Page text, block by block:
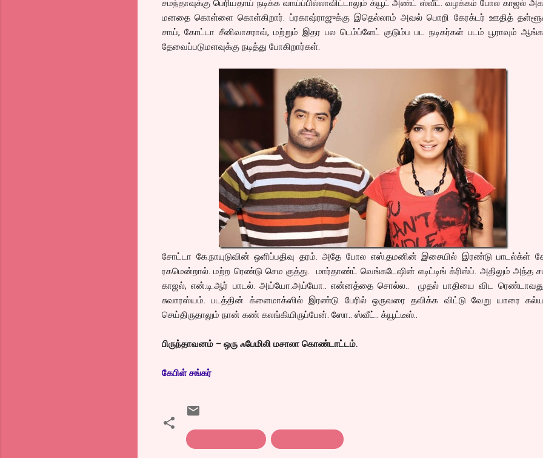
சமந்தாவுக்கு பெரியதாய் நடிக்க வாய்ப்பில்லாவிட்டாலும் க்யூட் அண்ட் ஸ்வீட். வழக்கம் போல காஜல்
மனதை கொள்ளை கொள்கிறார். ப்ரகாஷ்ராஜுக்கு இதெல்லாம் அவல் பொறி கேரக்டர் ஊதித்
சாய், கோட்டா சீனிவாசராவ், மற்றும் இதர பல டெம்ப்ளேட் குடும்ப பட நடிகர்கள் படம் பூராவும்
தேவைப்படுமளவுக்கு நடித்து போகிறார்கள்.
சோட்டா கே.நாயுடுவின் ஒளிப்பதிவு தரம். அதே போல எஸ்.தமனின் இசையில் இரண்டு பாடல்க்ள்
ரகமென்றால். மற்ற ரெண்டு செம குத்து. மார்தாண்ட் வெங்கடேஷின் எடிட்டிங் க்ரிஸ்ப். அதிலும் அந்த
காஜல், என்.டி.ஆர் பாடல். அய்யோ.அய்யோ.. என்னத்தை சொல்ல.. முதல் பாதியை விட ரெண்டாவது
சுவாரஸ்யம். படத்தின் க்ளைமாக்ஸில் இரண்டு பேரில் ஒருவரை தவிக்க விட்டு வேறு யாரை
செய்திருதாலும் நான் கண் கலங்கியிருப்பேன். ஸோ.. ஸ்வீட்.. க்யூட்டீஸ்..
பிருந்தாவனம் – ஒரு ஃபேமிலி மசாலா கொண்டாட்டம்.
கேபிள் சங்கர்